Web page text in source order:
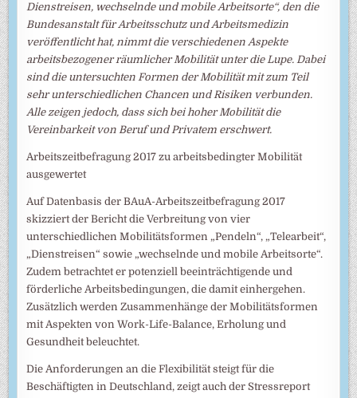
Dienstreisen, wechselnde und mobile Arbeitsorte“, den die
Bundesanstalt für Arbeitsschutz und Arbeitsmedizin
veröffentlicht hat, nimmt die verschiedenen Aspekte
arbeitsbezogener räumlicher Mobilität unter die Lupe. Dabei
sind die untersuchten Formen der Mobilität mit zum Teil
sehr unterschiedlichen Chancen und Risiken verbunden.
Alle zeigen jedoch, dass sich bei hoher Mobilität die
Vereinbarkeit von Beruf und Privatem erschwert.
Arbeitszeitbefragung 2017 zu arbeitsbedingter Mobilität
ausgewertet
Auf Datenbasis der BAuA-Arbeitszeitbefragung 2017
skizziert der Bericht die Verbreitung von vier
unterschiedlichen Mobilitätsformen „Pendeln“, „Telearbeit“,
„Dienstreisen“ sowie „wechselnde und mobile Arbeitsorte“.
Zudem betrachtet er potenziell beeinträchtigende und
förderliche Arbeitsbedingungen, die damit einhergehen.
Zusätzlich werden Zusammenhänge der Mobilitätsformen
mit Aspekten von Work-Life-Balance, Erholung und
Gesundheit beleuchtet.
Die Anforderungen an die Flexibilität steigt für die
Beschäftigten in Deutschland, zeigt auch der Stressreport